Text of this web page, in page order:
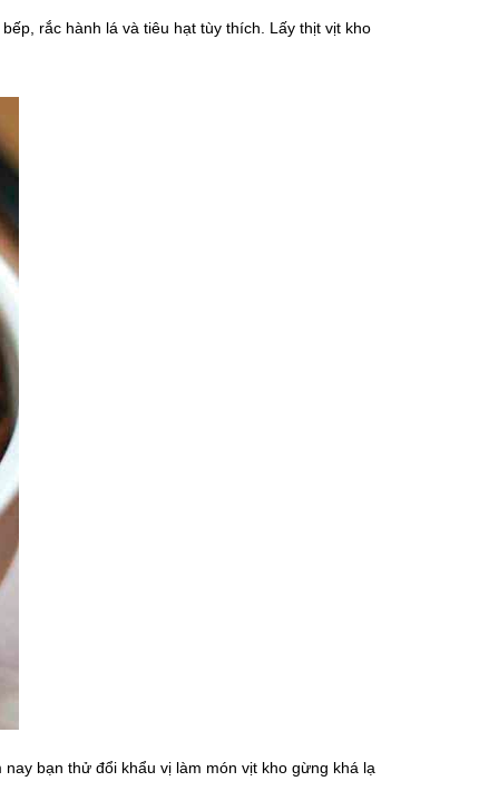
rắc hành lá và tiêu hạt tùy thích. Lấy thịt vịt kho
bạn thử đổi khẩu vị làm món vịt kho gừng khá lạ